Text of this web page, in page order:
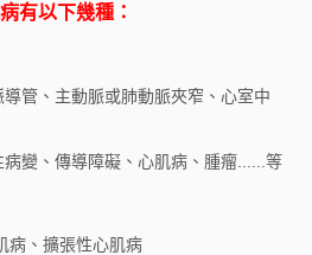
有以下幾種：
管、主動脈或肺動脈夾窄、心室中
變、傳導障礙、心肌病、腫瘤......等
病、擴張性心肌病